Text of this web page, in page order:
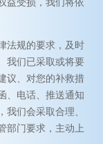
益受损，我们将依
法规的要求，及时
我们已采取或将要
议、对您的补救措
、电话、推送通知
们会采取合理、
部门要求，主动上